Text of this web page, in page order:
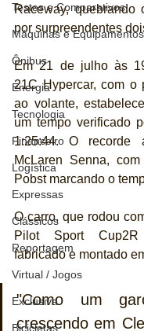
Testes e Comparativos
Máquinas e Equipamentos
Ônibus
Energia
Tecnologia
Financeiro
Logística
Expressas
Clássicos
Reportagem
Virtual / Jogos
Exclusiva
Bicicletas
Raceway, quebrando
por surpreendentes
Em 21 de julho às
21C Hypercar, com o
ao volante,
um tempo verificado
1:25:44. O recorde
McLaren Senna,
Pobst marcando o
O carro, que rodou
Pilot Sport
fabricado e montado
"Como um
crescendo em